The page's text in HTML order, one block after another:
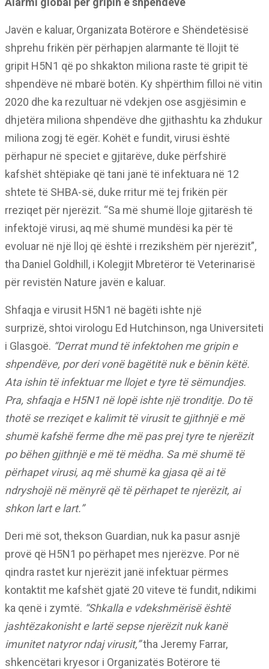
Javën e kaluar, Organizata Botërore e Shëndetësisë
shprehu frikën për përhapjen alarmante të llojit të
gripit H5N1 që po shkakton miliona raste të gripit të
shpendëve në mbarë botën. Ky shpërthim filloi në vitin
2020 dhe ka rezultuar në vdekjen ose asgjësimin e
dhjetëra miliona shpendëve dhe gjithashtu ka zhdukur
miliona zogj të egër. Kohët e fundit, virusi është
përhapur në speciet e gjitarëve, duke përfshirë
kafshët shtëpiake që tani janë të infektuara në 12
shtete të SHBA-së, duke rritur më tej frikën për
rreziqet për njerëzit. “Sa më shumë lloje gjitarësh të
infektojë virusi, aq më shumë mundësi ka për të
evoluar në një lloj që është i rrezikshëm për njerëzit”,
tha Daniel Goldhill, i Kolegjit Mbretëror të Veterinarisë
për revistën Nature javën e kaluar.
Shfaqja e virusit H5N1 në bagëti ishte një
surprizë, shtoi virologu Ed Hutchinson, nga Universiteti
i Glasgoë. “Derrat mund të infektohen me gripin e
shpendëve, por deri vonë bagëtitë nuk e bënin këtë.
Ata ishin të infektuar me llojet e tyre të sëmundjes.
Pra, shfaqja e H5N1 në lopë ishte një tronditje. Do të
thotë se rreziqet e kalimit të virusit te gjithnjë e më
shumë kafshë ferme dhe më pas prej tyre te njerëzit
po bëhen gjithnjë e më të mëdha. Sa më shumë të
përhapet virusi, aq më shumë ka gjasa që ai të
ndryshojë në mënyrë që të përhapet te njerëzit, ai
shkon lart e lart.”
Deri më sot, thekson Guardian, nuk ka pasur asnjë
provë që H5N1 po përhapet mes njerëzve. Por në
qindra rastet kur njerëzit janë infektuar përmes
kontaktit me kafshët gjatë 20 viteve të fundit, ndikimi
ka qenë i zymtë. “Shkalla e vdekshmërisë është
jashtëzakonisht e lartë sepse njerëzit nuk kanë
imunitet natyror ndaj virusit,”tha Jeremy Farrar,
shkencëtari kryesor i Organizatës Botërore të